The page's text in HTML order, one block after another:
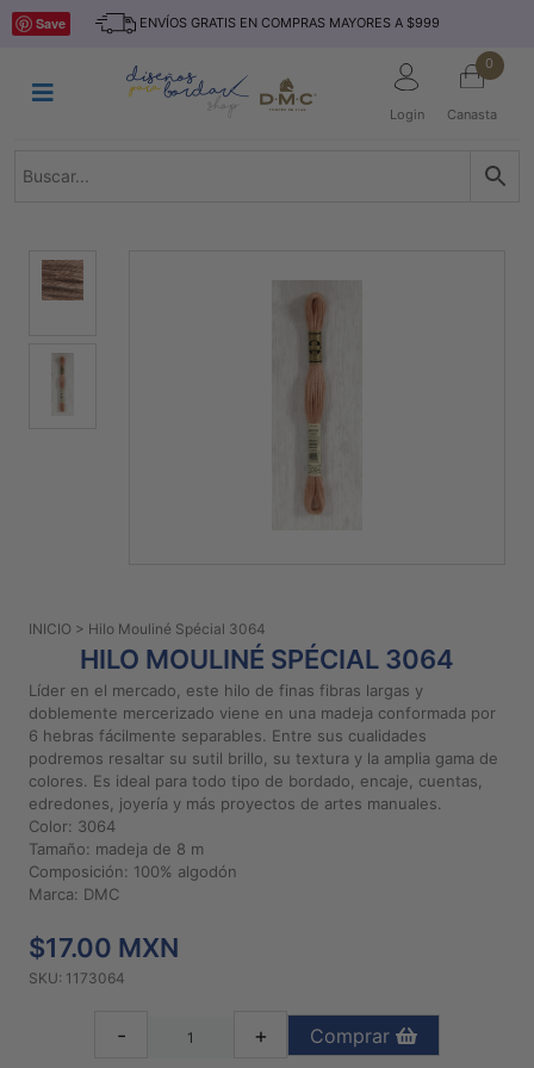
Saltar
ENVÍOS GRATIS EN COMPRAS MAYORES A $999
Login
0
Canasta
INICIO
TEJIDO
TELAS
MARCAS
NOVEDADES
Preguntas
frecuentes
Aviso De
Privacidad
Políticas
Compra
Diseños
Save
INICIO > Hilo Mouliné Spécial 3064
HILO MOULINÉ SPÉCIAL 3064
Líder en el mercado, este hilo de finas fibras largas y
doblemente mercerizado viene en una madeja conformada por
6 hebras fácilmente separables. Entre sus cualidades
podremos resaltar su sutil brillo, su textura y la amplia gama de
colores. Es ideal para todo tipo de bordado, encaje, cuentas,
edredones, joyería y más proyectos de artes manuales.
Color: 3064
Tamaño: madeja de 8 m
Composición: 100% algodón
Marca: DMC
$17.00 MXN
SKU: 1173064
- + Comprar